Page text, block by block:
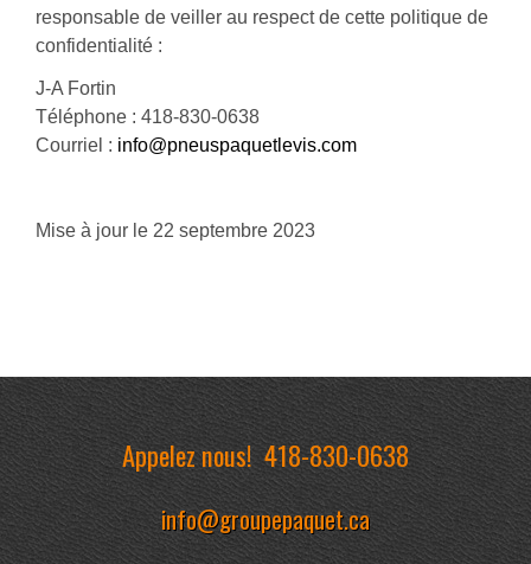
responsable de veiller au respect de cette politique de
confidentialité :
J-A Fortin
Téléphone : 418-830-0638
Courriel : info@pneuspaquetlevis.com
Mise à jour le 22 septembre 2023
Appelez nous!418-830-0638
info@groupepaquet.ca